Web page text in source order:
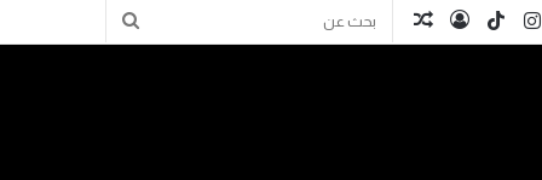
مقالتسجيلTikTokانستقرام